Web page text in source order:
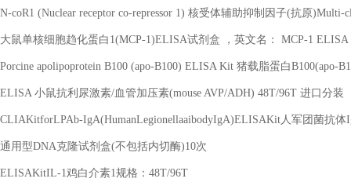
N-coR1 (Nuclear receptor co-repressor 1) 核受体辅助抑制因子(抗原)Multi-
大鼠单核细胞趋化蛋白 1(MCP-1)ELISA试剂盒 ，英文名： MCP-1
Porcine apolipoprotein B100 (apo-B100) ELISA Kit 猪载脂蛋白B100(apo-
ELISA 小鼠抗利尿激素/血管加压素(mouse AVP/ADH) 48T/96T 进口分装
CLIAKitforLPAb-IgA(HumanLegionellaaibodyIgA)ELISAKit人军团菌抗体
通用型DNA克隆试剂盒(不包括内切酶)10次
ELISAKitIL-1鸡白介素1规格： 48T/96T